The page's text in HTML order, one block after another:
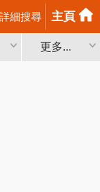
詳細搜尋 主頁
更多...